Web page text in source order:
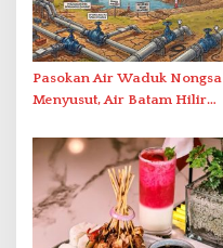
Pasokan Air Waduk Nongsa
Menyusut, Air Batam Hilir
Antar-IPAM